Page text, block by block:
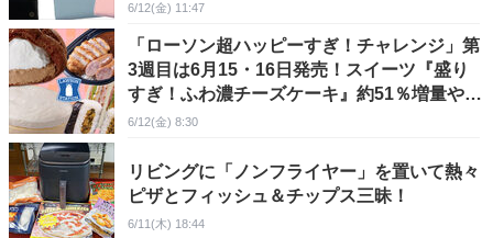
6/12(金) 11:47
「ローソン超ハッピーすぎ！チャレンジ」第
3週目は6月15・16日発売！スイーツ『盛り
すぎ！ふわ濃チーズケーキ』約51％増量や
『合わせすぎ！カツ×フランクカレー（中
6/12(金) 8:30
リビングに「ノンフライヤー」を置いて熱々
ピザとフィッシュ＆チップス三昧！
6/11(木) 18:44